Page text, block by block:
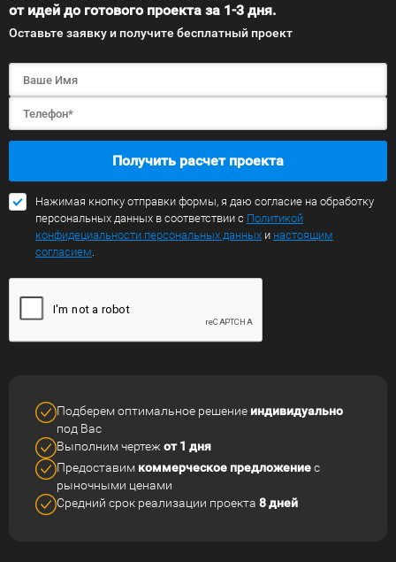
от идей до готового проекта за 1-3 дня.
Оставьте заявку и получите бесплатный проект
Получить расчет проекта
Нажимая кнопку отправки формы, я даю согласие на обработку
персональных данных в соответствии с Политикой
конфидециальности персональных данных и настоящим
согласием
Подберем оптимальное решение индивидуально
под Вас
Выполним чертеж от 1 дня
Предоставим коммерческое предложениес
рыночными ценами
Средний срок реализации проекта 8 дней